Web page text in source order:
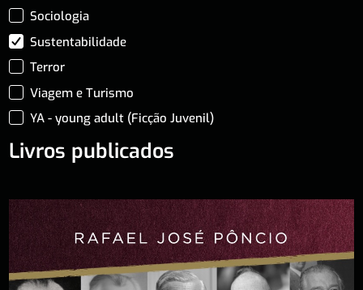
Sociologia
Sustentabilidade
Terror
Viagem e Turismo
YA - young adult (Ficção Juvenil)
Livros publicados